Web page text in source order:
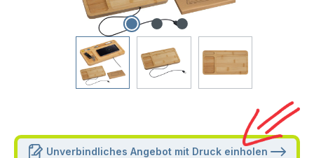
Unverbindliches Angebot mit Druck einholen